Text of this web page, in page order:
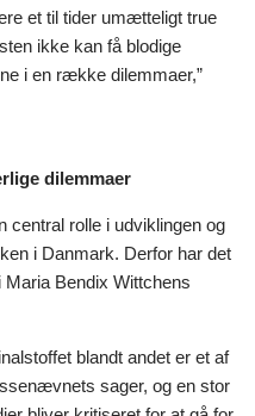
et til tider umætteligt true
ikke kan få blodige
i en række dilemmaer,”
dilemmaer
central rolle i udviklingen og
i Danmark. Derfor har det
Bendix Wittchens
blandt andet er et af
sager, og en stor